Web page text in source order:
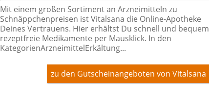
Mit einem großen Sortiment an Arzneimitteln zu
Schnäppchenpreisen ist Vitalsana die Online-Apotheke
Deines Vertrauens. Hier erhältst Du schnell und bequem
rezeptfreie Medikamente per Mausklick. In den
KategorienArzneimittelErkältung...
zu den Gutscheinangeboten von Vitalsana